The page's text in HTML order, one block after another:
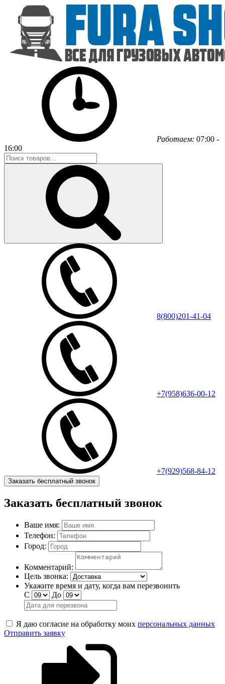
Работаем: 07:00 -
16:00
8(800)201-41-04
+7(958)636-00-12
+7(929)568-84-12
Заказать бесплатный звонок
Заказать бесплатный звонок
Ваше имя:
Телефон:
Город:
Комментарий:
Цель звонка:
Укажите время и дату, когда вам перезвонить
С
До
Я даю согласие на обработку моих персональных данных
Отправить заявку